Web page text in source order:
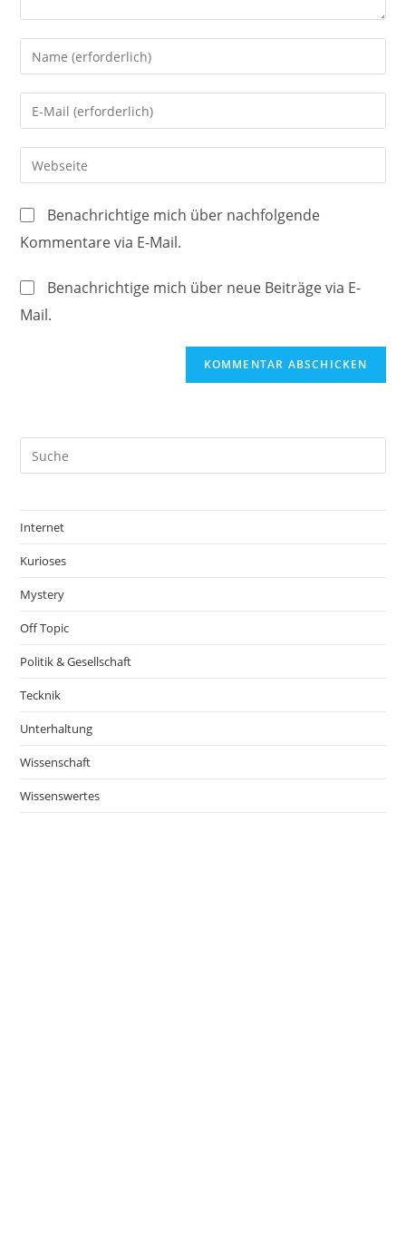
Gib
deinen
Namen
oder
Benutzernamen
zum
ein
Gib
deine
E-
Mail-
zum
Kommentieren
Gib
deine
Website-
URL
ein
Benachrichtige mich über nachfolgende
Kommentare via E-Mail.
Benachrichtige mich über neue Beiträge via E-
Mail.
Internet
Kurioses
Mystery
Off Topic
Politik & Gesellschaft
Tecknik
Unterhaltung
Wissenschaft
Wissenswertes